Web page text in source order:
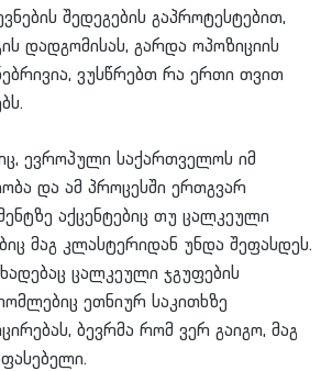
შედეგების გაპროტესტებით,
დადგომისას, გარდა ოპოზიციის
ვუსწრებთ რა ერთი თვით
ევროპული საქართველოს იმ
და ამ პროცესში ერთგვარ
აქცენტებიც თუ ცალკეული
მაგ კლასტერიდან უნდა შეფასდეს.
ცალკეული ჯგუფების
ეთნიურ საკითხზე
ბევრმა რომ ვერ გაიგო, მაგ